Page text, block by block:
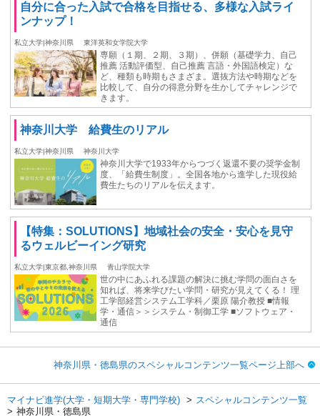
自分に合った入試で合格を目指せる、多様な入試ライ
ンナップ！
私立大学|神奈川県 東洋英和女学院大学
専願（１期、２期、３期）、併願（基礎学力、自己
推薦 活動評価型、自己推薦 言語・外国語検定）な
ど、種類も時期もさまざま。選抜方法や時期などを
比較して、自分の得意分野を生かしてチャレンジで
きます。
神奈川大学 給費生のリアル
私立大学|神奈川県 神奈川大学
神奈川大学で1933年からつづく返還不要の奨学金制
度、「給費生制度」。全国各地から進学した現役給
費生たちのリアルを伝えます。
【特集：SOLUTIONS】地域社会の安全・安心を見守
るウェルビーイング研究
私立大学|東京都,神奈川県 青山学院大学
世の中にあふれる課題の解決に挑む学問の面白さを
知れば、将来学びたい学問・研究が見えてくる！ 理
工学部経営システム工学科／栗原 陽介教授 ■情報
学・通信＞＞システム・制御工学 ■ソフトウェア・
通信
神奈川県・徳島県のスペシャルコンテンツ一覧ページ上部へ
マイナビ進学(大学・短期大学・専門学校)
スペシャルコンテンツ一覧
神奈川県・徳島県